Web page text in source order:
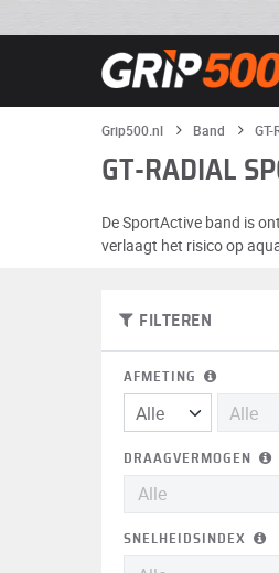
Grip500.nl Band GT-
GT-RADIAL
De SportActive band is
verlaagt het risico op
FILTEREN
AFMETING
DRAAGVERMOGEN
SNELHEIDSINDEX